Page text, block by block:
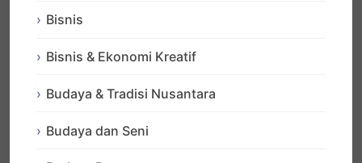
Bisnis
Bisnis & Ekonomi Kreatif
Budaya & Tradisi Nusantara
Budaya dan Seni